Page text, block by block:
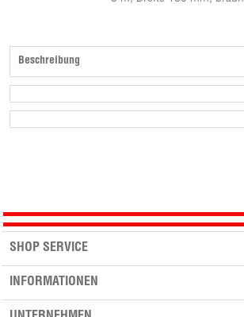
Beschreibung
SHOP SERVICE
INFORMATIONEN